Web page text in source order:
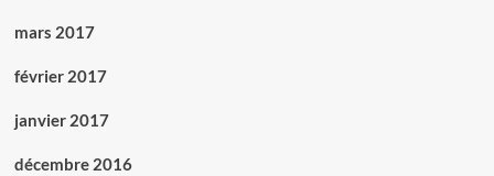
mars 2017
février 2017
janvier 2017
décembre 2016